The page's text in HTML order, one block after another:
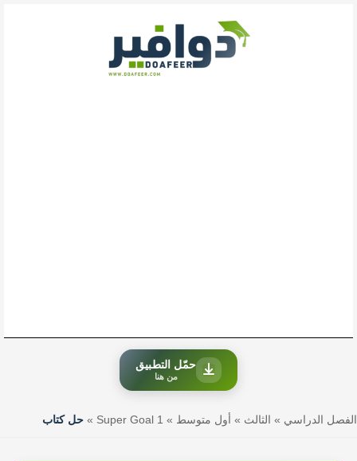
حمّل التطبيق
من هنا
الفصل الدراسي » الثالث » أول متوسط »
Super Goal 1
» حل كتاب